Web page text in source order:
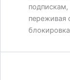
подпискам,
переживая